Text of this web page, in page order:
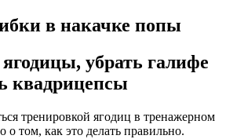
в накачке попы
убрать галифе
квадрицепсы
тренировкой ягодиц в тренажерном
о том, как это делать правильно.